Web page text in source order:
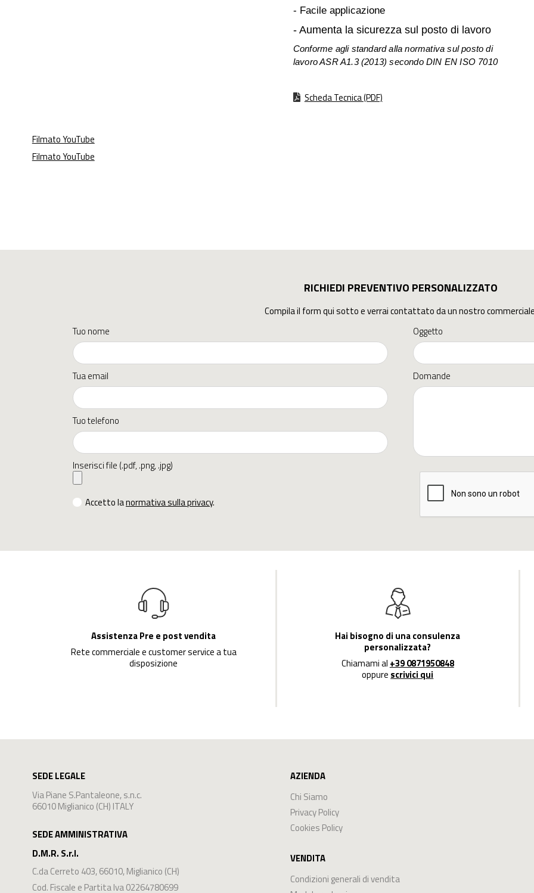
- Facile applicazione
- Aumenta la sicurezza sul posto di lavoro
Conforme agli standard alla normativa sul posto di
lavoro ASR A1.3 (2013) secondo DIN EN ISO 7010
Scheda Tecnica (PDF)
Filmato YouTube
Filmato YouTube
RICHIEDI PREVENTIVO PERSONALIZZATO
Compila il form qui sotto e verrai contattato da un nostro
Tuo nome
Tua email
Tuo telefono
Inserisci file (.pdf, .png, .jpg)
Accetto lanormativa sulla privacy.
Oggetto
Domande
Assistenza Pre e post vendita
Rete commerciale e customer service a tua
disposizione
Hai bisogno di una consulenza
personalizzata?
Chiamami al +39 0871950848
oppure scrivici qui
SEDE LEGALE
Via Piane S.Pantaleone, s.n.c.
66010 Miglianico (CH) ITALY
SEDE AMMINISTRATIVA
D.M.R. S.r.l.
C.da Cerreto 403,66010,Miglianico (CH)
Cod. Fiscale e Partita Iva 02264780699
AZIENDA
Chi Siamo
Privacy Policy
Cookies Policy
VENDITA
Condizioni generali di vendita